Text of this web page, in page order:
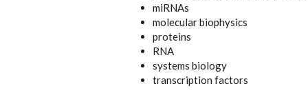
miRNAs
molecular biophysics
proteins
RNA
systems biology
transcription factors